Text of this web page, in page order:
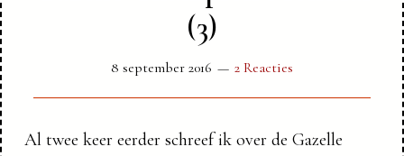
(3)
8 september 2016 2 Reacties
Al twee keer eerder schreef ik over de Gazelle